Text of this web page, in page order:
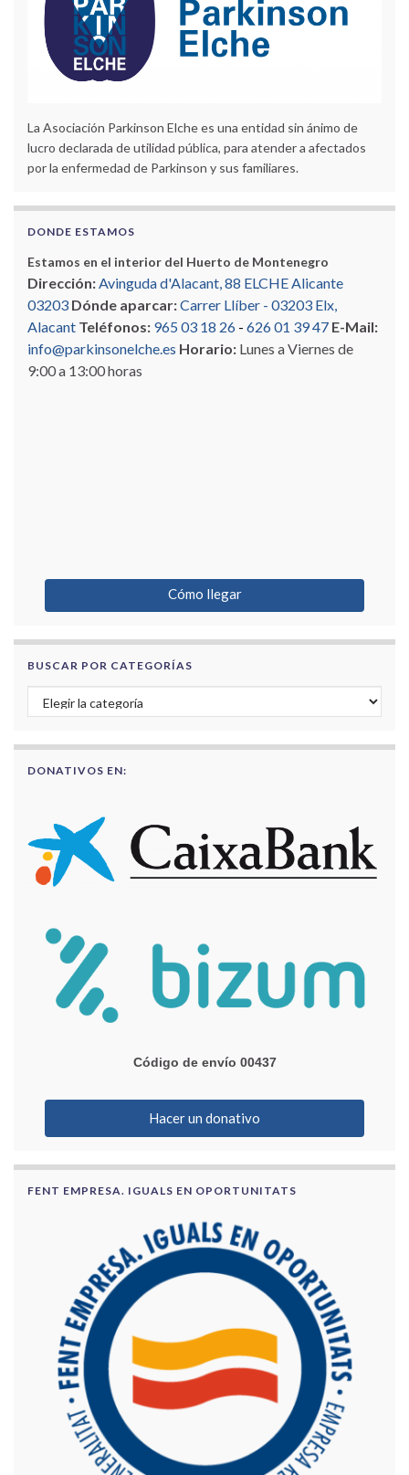
La Asociación Parkinson Elche es una entidad sin ánimo de
lucro declarada de utilidad pública, para atender a afectados
por la enfermedad de Parkinson y sus familiares.
DONDE ESTAMOS
Estamos en el interior del Huerto de Montenegro
Dirección:Avinguda d'Alacant, 88 ELCHE Alicante
03203 Dónde aparcar:Carrer Llíber - 03203 Elx,
Alacant Teléfonos: 965 03 18 26 - 626 01 39 47 E-Mail:
info@parkinsonelche.es Horario: Lunes a Viernes de
9:00 a 13:00 horas
Cómo llegar
BUSCAR POR CATEGORÍAS
Buscar por categorías
DONATIVOS EN:
Código de envío 00437
Hacer un donativo
FENT EMPRESA. IGUALS EN OPORTUNITATS